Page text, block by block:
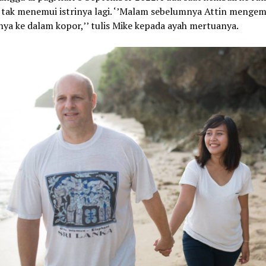
menemui istrinya lagi. ‘’Malam sebelumnyaAttin
ke dalam kopor,’’ tulis Mike kepada ayah mertuanya.